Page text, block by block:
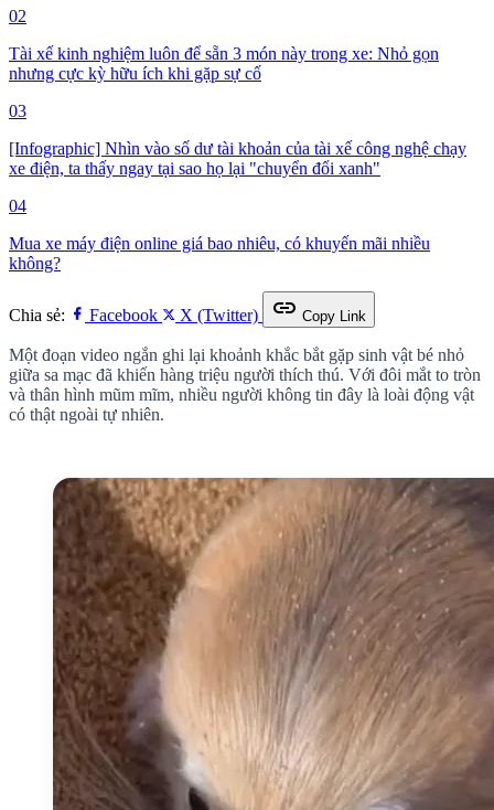
02
Tài xế kinh nghiệm luôn để sẵn 3 món này trong xe: Nhỏ gọn
nhưng cực kỳ hữu ích khi gặp sự cố
03
[Infographic] Nhìn vào số dư tài khoản của tài xế công nghệ chạy
xe điện, ta thấy ngay tại sao họ lại "chuyển đổi xanh"
04
Mua xe máy điện online giá bao nhiêu, có khuyến mãi nhiều
không?
Chia sẻ: Facebook X (Twitter) link Copy Link
Một đoạn video ngắn ghi lại khoảnh khắc bắt gặp sinh vật bé nhỏ
giữa sa mạc đã khiến hàng triệu người thích thú. Với đôi mắt to tròn
và thân hình mũm mĩm, nhiều người không tin đây là loài động vật
có thật ngoài tự nhiên.